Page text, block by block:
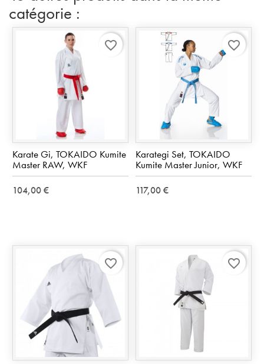
catégorie :
Karate Gi, TOKAIDO Kumite
Master RAW, WKF
104,00 €
favorite_border
Karategi Set, TOKAIDO
Kumite Master Junior, WKF
117,00 €
favorite_border
favorite_border favorite_border